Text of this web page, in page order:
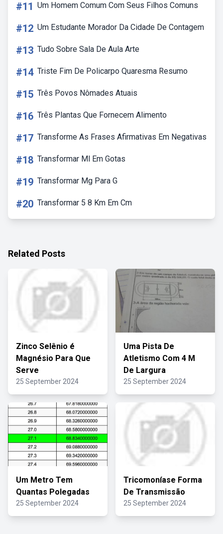
#11 Um Homem Comum Com Seus Filhos Comuns
#12 Um Estudante Morador Da Cidade De Contagem
#13 Tudo Sobre Sala De Aula Arte
#14 Triste Fim De Policarpo Quaresma Resumo
#15 Três Povos Nômades Atuais
#16 Três Plantas Que Fornecem Alimento
#17 Transforme As Frases Afirmativas Em Negativas
#18 Transformar Ml Em Gotas
#19 Transformar Mg Para G
#20 Transformar 5 8 Km Em Cm
Related Posts
Zinco Selênio é
Magnésio Para Que
Serve
25 September 2024
Uma Pista De
Atletismo Com 4 M
De Largura
25 September 2024
Um Metro Tem
Quantas Polegadas
25 September 2024
Tricomoníase Forma
De Transmissão
25 September 2024